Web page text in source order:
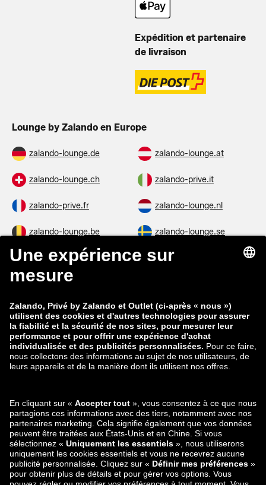
Expédition et partenaire
de livraison
Lounge by Zalando en Europe
zalando-lounge.de zalando-lounge.at
zalando-lounge.ch zalando-prive.it
zalando-prive.fr zalando-lounge.nl
zalando-lounge.be zalando-lounge.se
zalando-lounge.fi zalando-lounge.dk
zalando-lounge.co.uk
zalando-prive.es zalando-lounge.cz
zalando-lounge.lt zalando-lounge.sk
zalando-lounge.ro zalando-lounge.hr
zalando-lounge.lu zalando-lounge.ee
zalando-lounge.lv zalando-lounge.no